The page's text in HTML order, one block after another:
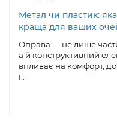
Метал чи пластик:
краща для ваших
Оправа — не лише
а й конструктивний
впливає на комфорт,
і..